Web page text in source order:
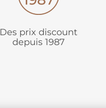
Des prix discount
depuis 1987